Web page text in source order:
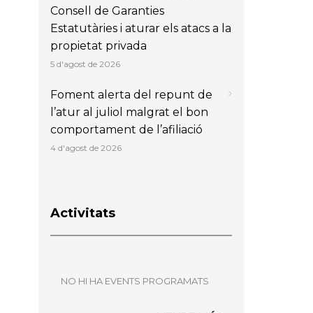
Consell de Garanties
Estatutàries i aturar els atacs a la
propietat privada
5 d'agost de 2026
Foment alerta del repunt de
l’atur al juliol malgrat el bon
comportament de l’afiliació
4 d'agost de 2026
Activitats
NO HI HA EVENTS PROGRAMATS